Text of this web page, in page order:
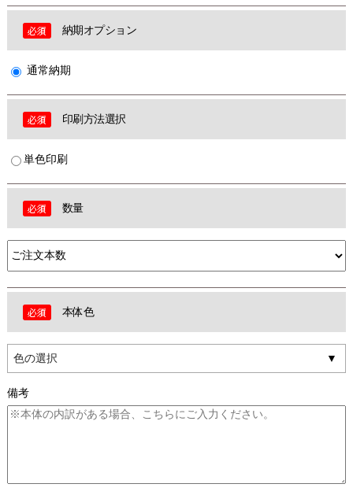
納期オプション
通常納期
印刷方法選択
単色印刷
数量
本体色
色の選択
備考